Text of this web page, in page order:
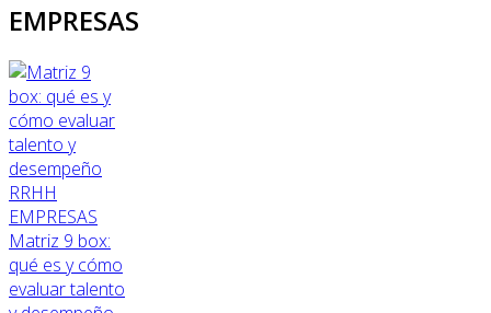
EMPRESAS
RRHH
EMPRESAS
Matriz 9 box:
qué es y cómo
evaluar talento